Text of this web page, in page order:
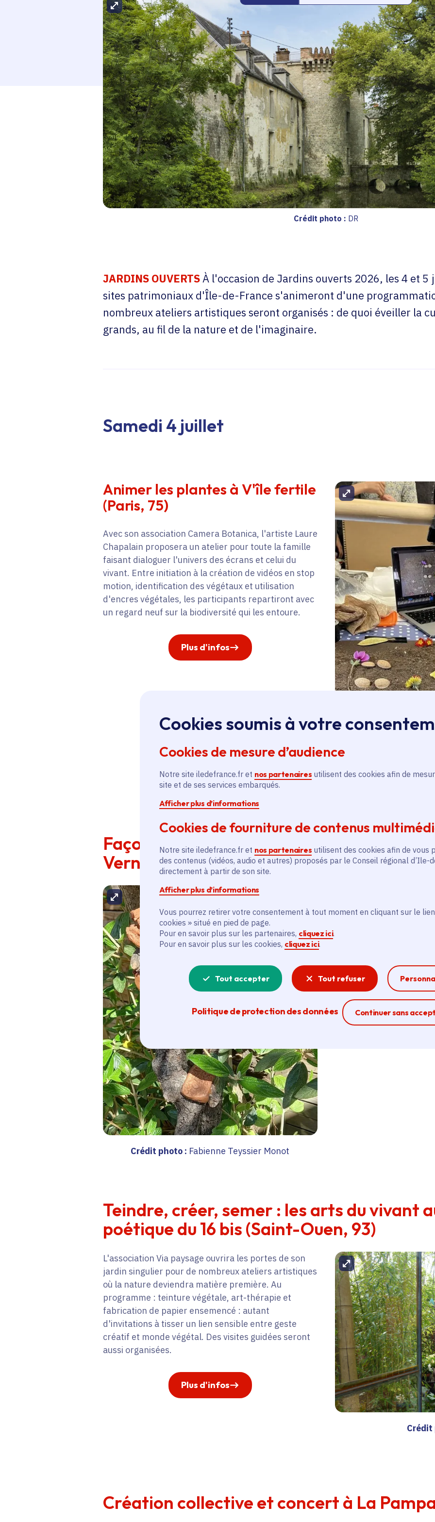
Cookies soumis à votre
Cookies de mesure d’audience
Notre site iledefrance.fr et nos partenaires utilisent des cookies afin de
site et de ses services embarqués.
Afficher plus d’informations
Cookies de fourniture de contenus
Notre site iledefrance.fr et nos partenaires utilisent des cookies afin de vous
des contenus (vidéos, audio et autres) proposés par le Conseil régional d’Ile-
directement à partir de son site.
Afficher plus d’informations
Vous pourrez retirer votre consentement à tout moment en cliquant sur le
cookies » situé en pied de page.
Pour en savoir plus sur les partenaires, cliquez ici.
Pour en savoir plus sur les cookies, cliquez ici.
Tout accepter Tout refuser
Politique de protection des données Continuer sans
Ferme la
Agrandir l'image
Crédit photo : DR
JARDINS OUVERTSÀ l'occasion de Jardins ouverts 2026, les 4 et
sites patrimoniaux d'Île-de-France s'animeront d'une
nombreux ateliers artistiques seront organisés : de quoi éveiller la
grands, au fil de la nature et de l'imaginaire.
Samedi 4 juillet
Animer les plantes à V'île fertile
(Paris, 75)
Avec son association Camera Botanica, l'artiste Laure
Chapalain proposera un atelier pour toute la famille
faisant dialoguer l'univers des écrans et celui du
vivant. Entre initiation à la création de vidéos en stop
motion, identification des végétaux et utilisation
d'encres végétales, les participants repartiront avec
un regard neuf sur la biodiversité qui les entoure.
Plus d'infos
Agrandir l'image
Crédit photo :
Façonner des créatures de légende dans
Verneuil (Verneuil-sur-Seine, 78)
Agrandir l'image
Crédit photo : Fabienne Teyssier Monot
germaniques, en
: l'artiste Fabienne
réaliser des créatures
ressources offertes
mortes, branchages...
laisser libre cours à
de légendes du monde
Plus
Teindre, créer, semer : les arts du vivant
poétique du 16 bis (Saint-Ouen, 93)
L'association Via paysage ouvrira les portes de son
jardin singulier pour de nombreux ateliers artistiques
où la nature deviendra matière première. Au
programme : teinture végétale, art-thérapie et
fabrication de papier ensemencé : autant
d'invitations à tisser un lien sensible entre geste
créatif et monde végétal. Des visites guidées seront
aussi organisées.
Plus d'infos
Agrandir l'image
Crédit
Création collective et concert à La